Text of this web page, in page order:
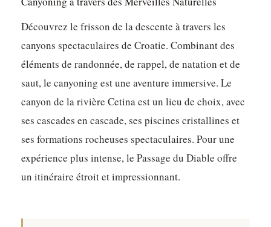
Découvrez le frisson de la descente à travers les
canyons spectaculaires de Croatie. Combinant des
éléments de randonnée, de rappel, de natation et de
saut, le canyoning est une aventure immersive. Le
canyon de la rivière Cetina est un lieu de choix, avec
ses cascades en cascade, ses piscines cristallines et
ses formations rocheuses spectaculaires. Pour une
expérience plus intense, le Passage du Diable offre
un itinéraire étroit et impressionnant.